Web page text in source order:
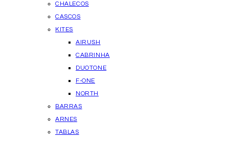
CHALECOS
CASCOS
KITES
AIRUSH
CABRINHA
DUOTONE
F-ONE
NORTH
BARRAS
ARNES
TABLAS